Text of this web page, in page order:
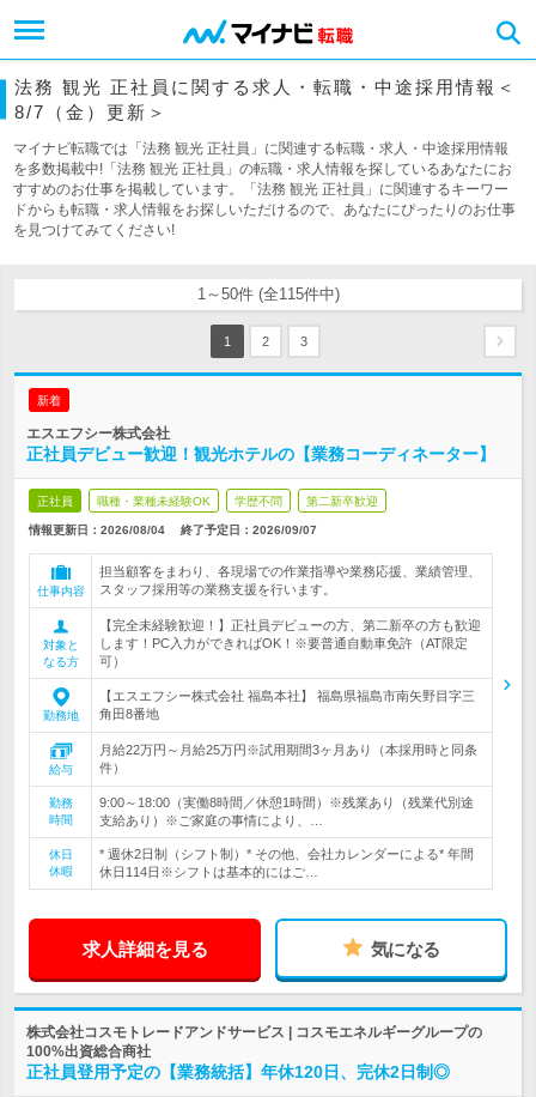
法務 観光 正社員に関する求人・転職・中途採用情報＜
8/7（金）更新＞
マイナビ転職では「法務 観光 正社員」に関連する転職・求人・中途採用情報
を多数掲載中!「法務 観光 正社員」の転職・求人情報を探しているあなたにお
すすめのお仕事を掲載しています。「法務 観光 正社員」に関連するキーワー
ドからも転職・求人情報をお探しいただけるので、あなたにぴったりのお仕事
を見つけてみてください!
1～50件 (全115件中)
1 2 3
新着
エスエフシー株式会社
正社員デビュー歓迎！観光ホテルの【業務コーディネーター】
正社員 職種・業種未経験OK 学歴不問 第二新卒歓迎
情報更新日：2026/08/04 終了予定日： 2026/09/07
仕事内容
担当顧客をまわり、各現場での作業指導や業務応援、業績管理、
スタッフ採用等の業務支援を行います。
対象と
なる方
【完全未経験歓迎！】正社員デビューの方、第二新卒の方も歓迎
します！PC入力ができればOK！※要普通自動車免許（AT限定
可）
勤務地
【エスエフシー株式会社 福島本社】 福島県福島市南矢野目字三
角田8番地
給与
月給22万円～月給25万円※試用期間3ヶ月あり（本採用時と同条
件）
勤務
時間
9:00～18:00（実働8時間／休憩1時間）※残業あり（残業代別途
支給あり）※ご家庭の事情により、…
休日
休暇
* 週休2日制（シフト制）* その他、会社カレンダーによる* 年間
休日114日※シフトは基本的にはご…
求人詳細を見る 気になる
株式会社コスモトレードアンドサービス | コスモエネルギーグループの
100%出資総合商社
正社員登用予定の【業務統括】年休120日、完休2日制◎